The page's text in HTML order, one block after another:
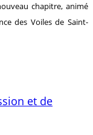
chapitre, animé
des Voiles de Saint-
et de